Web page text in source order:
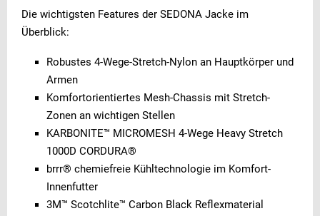
Die wichtigsten Features der SEDONA Jacke im
Überblick:
Robustes 4-Wege-Stretch-Nylon an Hauptkörper und
Armen
Komfortorientiertes Mesh-Chassis mit Stretch-
Zonen an wichtigen Stellen
KARBONITE™ MICROMESH 4-Wege Heavy Stretch
1000D CORDURA®
brrr® chemiefreie Kühltechnologie im Komfort-
Innenfutter
3M™ Scotchlite™ Carbon Black Reflexmaterial